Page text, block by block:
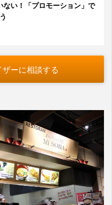
ない！「プロモーション」で
ーに相談する